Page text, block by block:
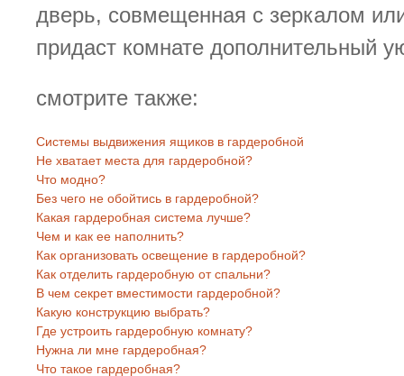
дверь, совмещенная с зеркалом
придаст комнате дополнительный
смотрите также:
Системы выдвижения ящиков в гардеробной
Не хватает места для гардеробной?
Что модно?
Без чего не обойтись в гардеробной?
Какая гардеробная система лучше?
Чем и как ее наполнить?
Как организовать освещение в гардеробной?
Как отделить гардеробную от спальни?
В чем секрет вместимости гардеробной?
Какую конструкцию выбрать?
Где устроить гардеробную комнату?
Нужна ли мне гардеробная?
Что такое гардеробная?